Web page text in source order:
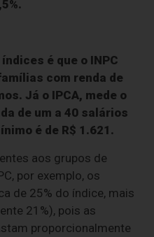
é que o INPC
com renda de
Já o IPCA, mede o
de um a 40 salários
é de R$ 1.621.
aos grupos de
por exemplo, os
de 25% do índice, mais
21%), pois as
proporcionalmente